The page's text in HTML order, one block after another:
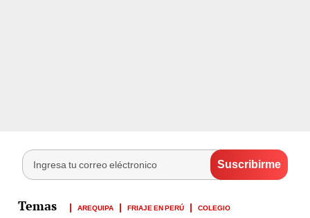
AREQUIPA FRIAJE EN PERÚ COLEGIO